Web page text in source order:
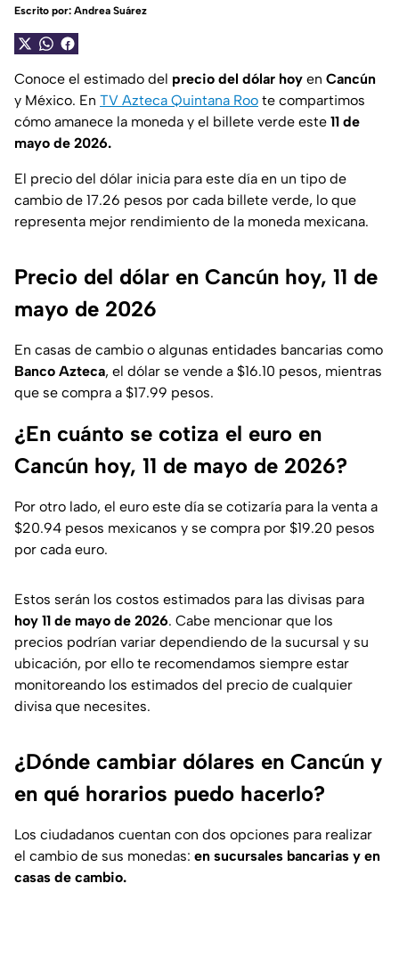
Escrito por: Andrea Suárez
Conoce el estimado del precio del dólar hoy en Cancún
y México. En TV Azteca Quintana Roo te compartimos
cómo amanece la moneda y el billete verde este 11 de
mayo de 2026.
El precio del dólar inicia para este día en un tipo de
cambio de 17.26 pesos por cada billete verde, lo que
representa mejor rendimiento de la moneda mexicana.
Precio del dólar en Cancún hoy, 11 de
mayo de 2026
En casas de cambio o algunas entidades bancarias como
Banco Azteca, el dólar se vende a $16.10 pesos, mientras
que se compra a $17.99 pesos.
¿En cuánto se cotiza el euro en
Cancún hoy, 11 de mayo de 2026?
Por otro lado, el euro este día se cotizaría para la venta a
$20.94 pesos mexicanos y se compra por $19.20 pesos
por cada euro.
Estos serán los costos estimados para las divisas para
hoy 11 de mayo de 2026. Cabe mencionar que los
precios podrían variar dependiendo de la sucursal y su
ubicación, por ello te recomendamos siempre estar
monitoreando los estimados del precio de cualquier
divisa que necesites.
¿Dónde cambiar dólares en Cancún y
en qué horarios puedo hacerlo?
Los ciudadanos cuentan con dos opciones para realizar
el cambio de sus monedas: en sucursales bancarias y en
casas de cambio.